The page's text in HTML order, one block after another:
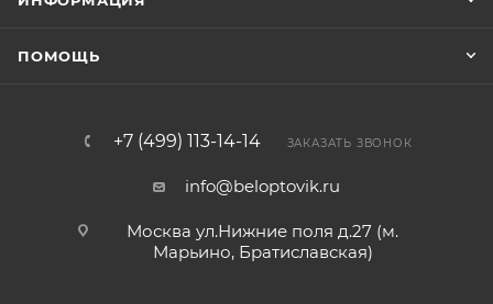
ПОМОЩЬ
+7 (499) 113-14-14 ЗАКАЗАТЬ ЗВОНОК
info@beloptovik.ru
Москва ул.Нижние поля д.27 (м.
Марьино, Братиславская)